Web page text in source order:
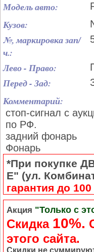
Модель авто:
Кузов:
№, маркировка зап/
ч.:
Лево - Право:
Перед - Зад:
Комментарий:
стоп-сигнал с
по РФ.
задний фонарь
Фонарь
*При покупке
Е" (ул.
гарантия до
Акция "Только с
Скидка 10%.
этого сайта.
Скидки не